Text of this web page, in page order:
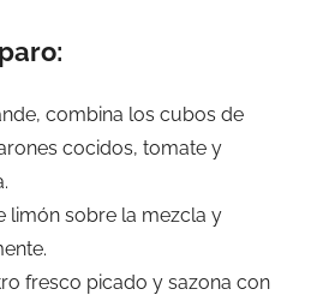
combina los cubos de
cocidos, tomate y
limón sobre la mezcla y
fresco picado y sazona con